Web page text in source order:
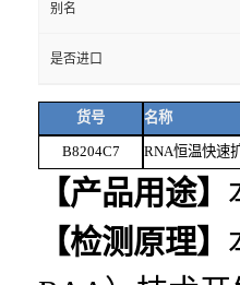
别名
是否进口
货号 名称
B8204C7 RNA恒温快速
【产品用途】
【检测原理】